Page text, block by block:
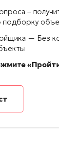
–
подборку
— Без